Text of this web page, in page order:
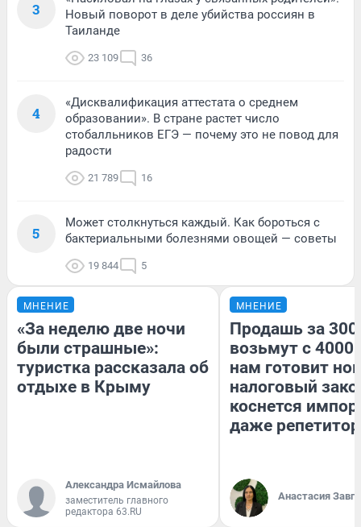
3
Новый поворот в деле убийства россиян в
Таиланде
23 109 36
4
«Дисквалификация аттестата о среднем
образовании». В стране растет число
стобалльников ЕГЭ — почему это не повод для
радости
21 789 16
5
Может столкнуться каждый. Как бороться с
бактериальными болезнями овощей — советы
19 844 5
МНЕНИЕ
«За неделю две ночи
были страшные»:
туристка рассказала об
отдыхе в Крыму
Александра Исмайлова
заместитель главного
редактора 63.RU
МНЕНИЕ
Продашь за
возьмут с
нам готовит
налоговый
коснется
даже
Анастасия